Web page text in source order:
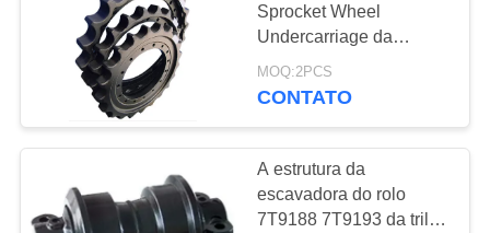
Hastes de
estripador de
escavadeira
Sprocket Wheel
Undercarriage da
máquina escavadora da
cor
MOQ:2PCS
CONTATO
A estrutura da
escavadora do rolo
7T9188 7T9193 da trilha